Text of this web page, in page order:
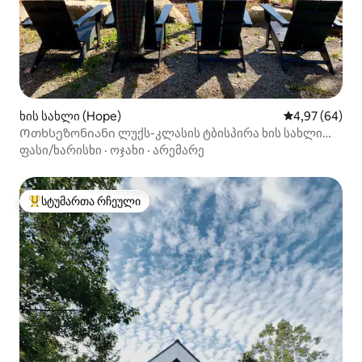
ხის სახლი (Hope) საშუალო
4,97 (64)
Ოთხსეზონიანი ლუქს-კლასის ტბისპირა ხის სახლი
კამდენთან ახლოს
ფასი/ხარისხი · ოჯახი · არემარე
სტუმართა რჩეული მოწინავე ვარიანტი
სტუმართა რჩეული